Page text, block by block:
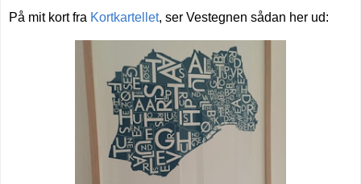
På mit kort fra Kortkartellet, ser Vestegnen sådan her ud: